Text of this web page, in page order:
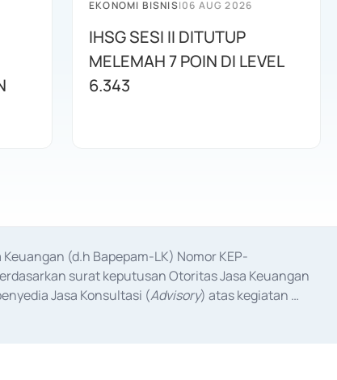
EKONOMI BISNIS|06 AUG 2026
IHSG SESI II DITUTUP
MELEMAH 7 POIN DI LEVEL
6.343
(d.h Bapepam-LK) Nomor KEP-
surat keputusan Otoritas Jasa Keuangan
Jasa Konsultasi (Advisory) atas kegiatan